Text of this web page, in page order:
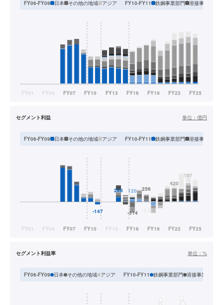
FY06-FY09 日本 その他の地域 アジア FY10-FY11 鉄鋼事業部門 溶接事業部門
セグメント利益 単位： 億円
FY06-FY09 日本 その他の地域 アジア FY10-FY11 鉄鋼事業部門 溶接事業部門
セグメント利益率 単位： %
FY06-FY09 日本 その他の地域 アジア FY10-FY11 鉄鋼事業部門 溶接事業部門